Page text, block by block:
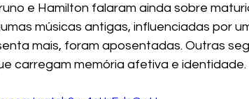
e Hamilton falaram ainda sobre
músicas antigas, influenciadas por
mais, foram aposentadas. Outras
carregam memória afetiva e identidade.